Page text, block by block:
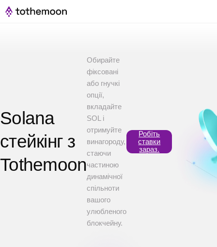
Solana
стейкінг з
Tothemoon
Обирайте
фіксовані
або гнучкі
опції,
вкладайте
SOL і
отримуйте
винагороду,
стаючи
частиною
динамічної
спільноти
вашого
улюбленого
блокчейну.
Робіть
ставки
зараз.